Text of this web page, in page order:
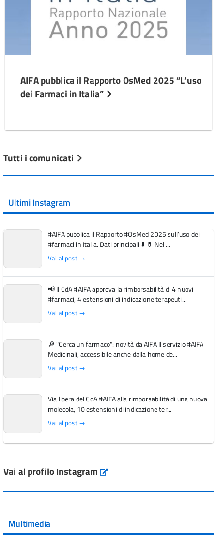
AIFA pubblica il Rapporto OsMed 2025 “L’uso
dei Farmaci in Italia”
Tutti i comunicati
Ultimi Instagram
#AIFA pubblica il Rapporto #OsMed 2025 sull’uso dei
#farmaci in Italia. Dati principali ⬇️ 💊 Nel ...
Vai al post →
📢 Il CdA #AIFA approva la rimborsabilità di 4 nuovi
#farmaci, 4 estensioni di indicazione terapeuti...
Vai al post →
🔎 "Cerca un farmaco": novità da AIFA Il servizio #AIFA
Medicinali, accessibile anche dalla home de...
Vai al post →
Via libera del CdA #AIFA alla rimborsabilità di una nuova
molecola, 10 estensioni di indicazione ter...
Vai al post →
Vai al post →
Vai al post →
Vai al profilo Instagram Instagram
Multimedia